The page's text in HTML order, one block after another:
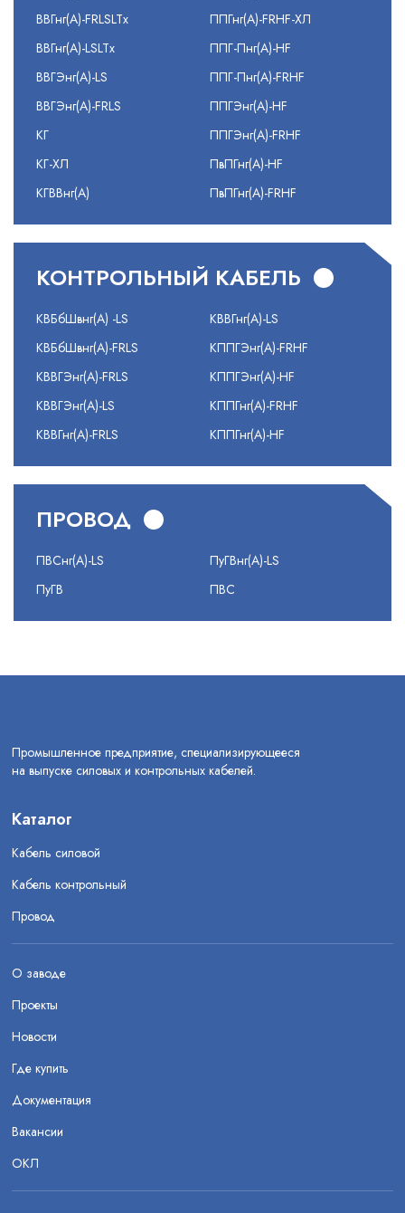
ВВГнг(А)-FRLSLTx
ВВГнг(А)-LSLTx
ВВГЭнг(А)-LS
ВВГЭнг(А)-FRLS
КГ
КГ-ХЛ
КГВВнг(А)
ППГнг(А)-FRHF-ХЛ
ППГ-Пнг(А)-HF
ППГ-Пнг(А)-FRHF
ППГЭнг(А)-HF
ППГЭнг(А)-FRHF
ПвПГнг(А)-HF
ПвПГнг(А)-FRHF
КОНТРОЛЬНЫЙ КАБЕЛЬ
КВБбШвнг(А) -LS
КВБбШвнг(А)-FRLS
КВВГЭнг(А)-FRLS
КВВГЭнг(А)-LS
КВВГнг(А)-FRLS
КВВГнг(А)-LS
КППГЭнг(А)-FRHF
КППГЭнг(А)-HF
КППГнг(А)-FRHF
КППГнг(А)-HF
ПРОВОД
ПВСнг(А)-LS
ПуГВ
ПуГВнг(А)-LS
ПВС
Промышленное предприятие, специализирующееся
на выпуске силовых и контрольных кабелей.
Каталог
Кабель силовой
Кабель контрольный
Провод
О заводе
Проекты
Новости
Где купить
Документация
Вакансии
ОКЛ